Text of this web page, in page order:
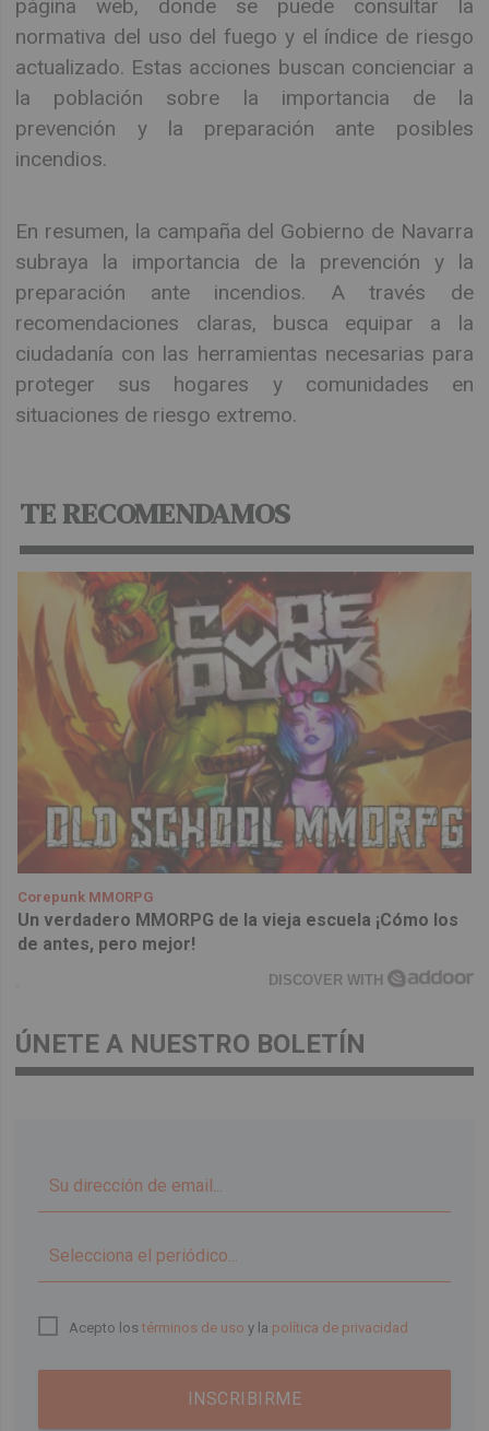
página web, donde se puede consultar la
normativa del uso del fuego y el índice de riesgo
actualizado. Estas acciones buscan concienciar a
la población sobre la importancia de la
prevención y la preparación ante posibles
incendios.
En resumen, la campaña del Gobierno de Navarra
subraya la importancia de la prevención y la
preparación ante incendios. A través de
recomendaciones claras, busca equipar a la
ciudadanía con las herramientas necesarias para
proteger sus hogares y comunidades en
situaciones de riesgo extremo.
TE RECOMENDAMOS
Corepunk MMORPG
Un verdadero MMORPG de la vieja escuela ¡Cómo los
de antes, pero mejor!
DISCOVER WITH
ÚNETE A NUESTRO BOLETÍN
Acepto lostérminos de uso y la política de privacidad
INSCRIBIRME